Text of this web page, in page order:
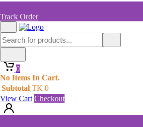
Track Order
0
No Items In Cart.
Subtotal TK 0
View Cart Checkout